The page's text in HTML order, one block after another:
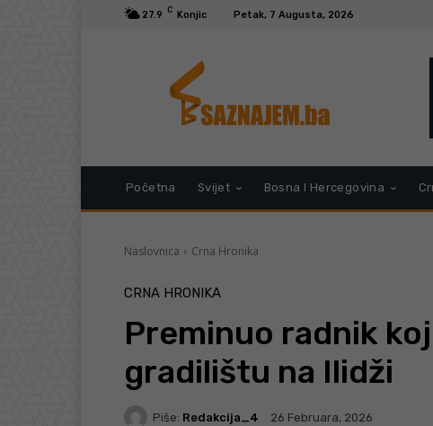
27.9 C Konjic Petak, 7 Augusta, 2026
Početna Svijet Bosna I Hercegovina
Naslovnica Crna Hronika
CRNA HRONIKA
Preminuo radnik
gradilištu na Ilidži
Piše: Redakcija_4 26 Februara, 2026